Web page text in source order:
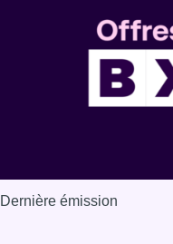
Dernière émission